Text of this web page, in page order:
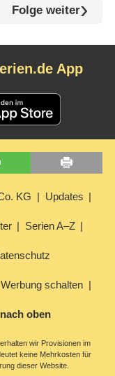
Folge weiter
App
KG Updates
Serien A–Z
Werbung schalten
oben
wir Provisionen im
keine Mehrkosten für
dieser Website.